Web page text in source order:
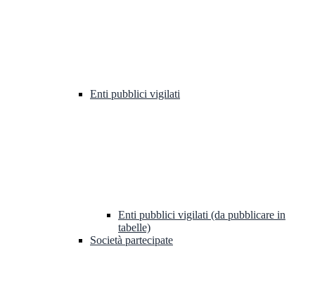
Enti pubblici vigilati
Enti pubblici vigilati (da pubblicare in
tabelle)
Società partecipate